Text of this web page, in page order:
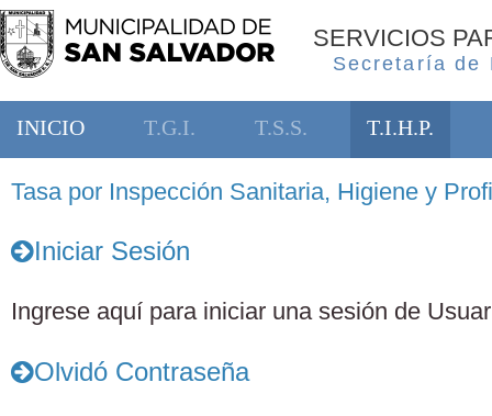
SERVICIOS
Secretaría de
INICIO T.G.I. T.S.S. T.I.H.P.
Tasa por Inspección Sanitaria, Higiene y
Iniciar Sesión
Ingrese aquí para iniciar una sesión de
Olvidó Contraseña